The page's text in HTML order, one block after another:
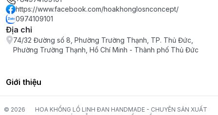
https://www.facebook.com/hoakhonglosnconcept/
0974109101
Địa chỉ
74/32 Đường số 8, Phường Trường Thạnh, TP. Thủ Đức,
Phường Trường Thạnh, Hồ Chí Minh - Thành phố Thủ Đức
Giới thiệu
© 2026
HOA KHỔNG LỒ LINH ĐAN HANDMADE - CHUYÊN SẢN XUẤT